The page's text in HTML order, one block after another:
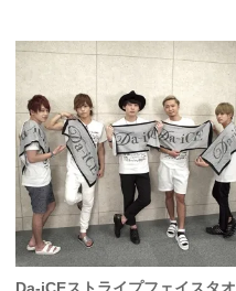
Da-iCEストライプフェイスタオ